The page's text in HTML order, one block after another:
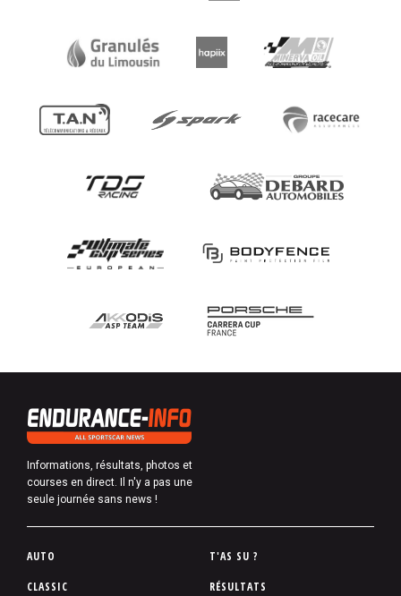
Informations, résultats, photos et
courses en direct. Il n'y a pas une
seule journée sans news !
P
AUTO
CLASSIC
T'AS SU ?
RÉSULTATS